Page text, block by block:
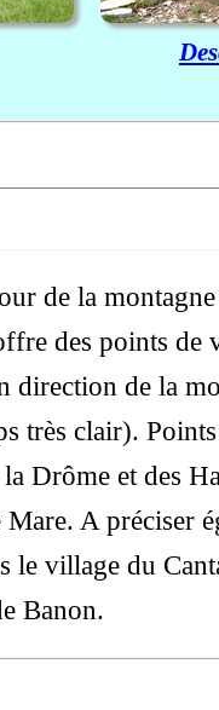
de la
des points de
direction de la
très clair).
la Drôme et des
A préciser
le village du
Banon.